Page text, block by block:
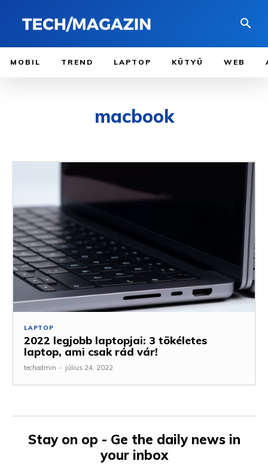
MOBIL TREND LAPTOP KÜTYÜ WEB
macbook
LAPTOP
2022 legjobb laptopjai: 3 tökéletes
laptop, ami csak rád vár!
techadmin - július 24, 2022
Stay on op - Ge the daily news in
your inbox